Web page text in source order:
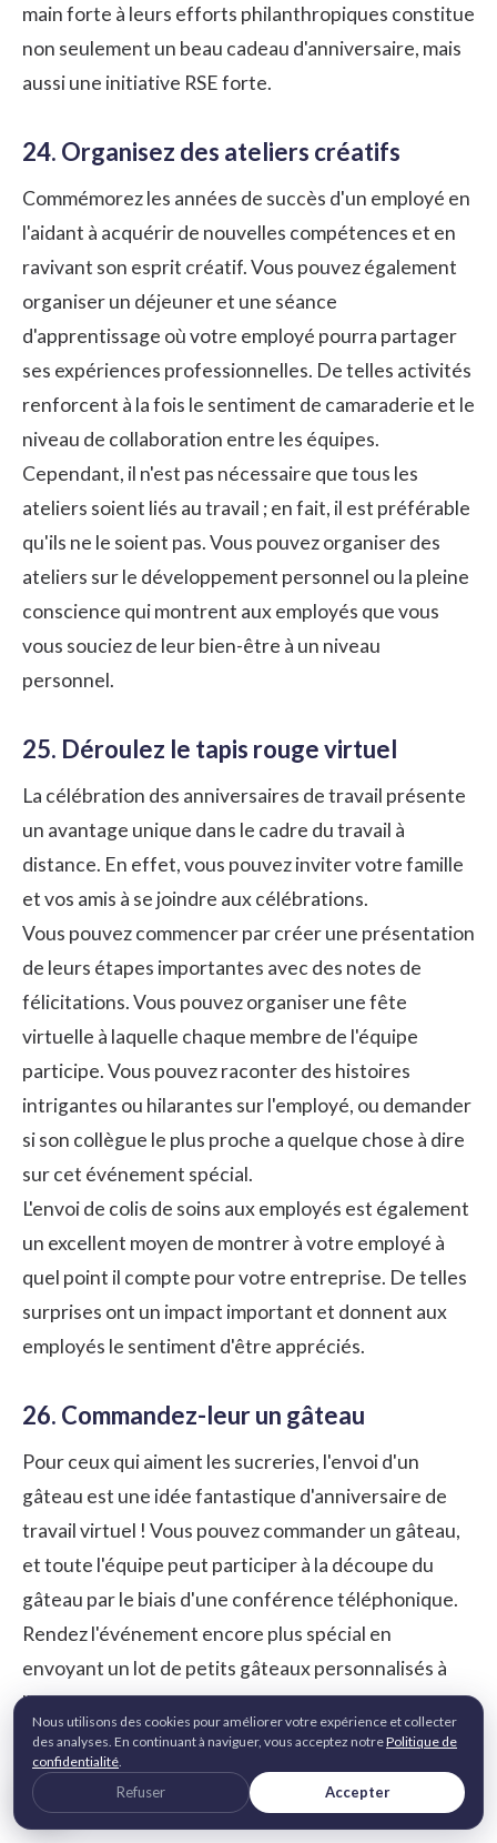
main forte à leurs efforts philanthropiques constitue
non seulement un beau cadeau d'anniversaire, mais
aussi une initiative RSE forte.
24. Organisez des ateliers créatifs
Commémorez les années de succès d'un employé en
l'aidant à acquérir de nouvelles compétences et en
ravivant son esprit créatif. Vous pouvez également
organiser un déjeuner et une séance
d'apprentissage où votre employé pourra partager
ses expériences professionnelles. De telles activités
renforcent à la fois le sentiment de camaraderie et le
niveau de collaboration entre les équipes.
Cependant, il n'est pas nécessaire que tous les
ateliers soient liés au travail ; en fait, il est préférable
qu'ils ne le soient pas. Vous pouvez organiser des
ateliers sur le développement personnel ou la pleine
conscience qui montrent aux employés que vous
vous souciez de leur bien-être à un niveau
personnel.
25. Déroulez le tapis rouge virtuel
La célébration des anniversaires de travail présente
un avantage unique dans le cadre du travail à
distance. En effet, vous pouvez inviter votre famille
et vos amis à se joindre aux célébrations.
Vous pouvez commencer par créer une présentation
de leurs étapes importantes avec des notes de
félicitations. Vous pouvez organiser une fête
virtuelle à laquelle chaque membre de l'équipe
participe. Vous pouvez raconter des histoires
intrigantes ou hilarantes sur l'employé, ou demander
si son collègue le plus proche a quelque chose à dire
sur cet événement spécial.
L'envoi de colis de soins aux employés est également
un excellent moyen de montrer à votre employé à
quel point il compte pour votre entreprise. De telles
surprises ont un impact important et donnent aux
employés le sentiment d'être appréciés.
26. Commandez-leur un gâteau
Pour ceux qui aiment les sucreries, l'envoi d'un
gâteau est une idée fantastique d'anniversaire de
travail virtuel ! Vous pouvez commander un gâteau,
et toute l'équipe peut participer à la découpe du
gâteau par le biais d'une conférence téléphonique.
Rendez l'événement encore plus spécial en
envoyant un lot de petits gâteaux personnalisés à
l'ensemble du personnel de la boulangerie.
27. Améliorez la technologie
La technologie est la clé de la mise en place d'une
Nous utilisons des cookies pour améliorer votre expérience et collecter
des analyses. En continuant à naviguer, vous acceptez notrePolitique de
confidentialité.
Refuser Accepter